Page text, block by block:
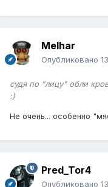
Melhar
Опубликовано
судя по "лицу" обли
:)
Не очень... особенно
Pred_Tor4
Опубликовано